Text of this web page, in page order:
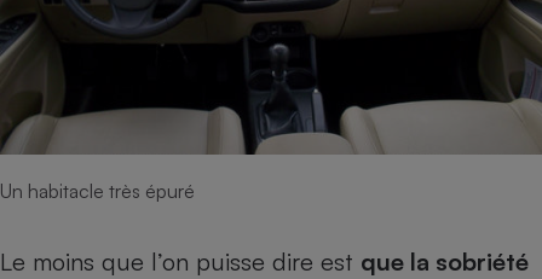
Un habitacle très épuré
Le moins que l’on puisse dire est que la sobriété